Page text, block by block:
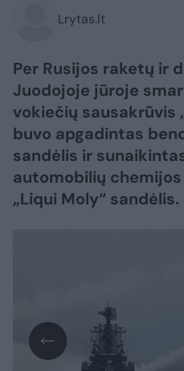
Lrytas.lt
Per Rusijos raketų ir
Juodojoje jūroje
vokiečių sausakrūvis
buvo apgadintas
sandėlis ir
automobilių
„Liqui Moly“ sandėlis.